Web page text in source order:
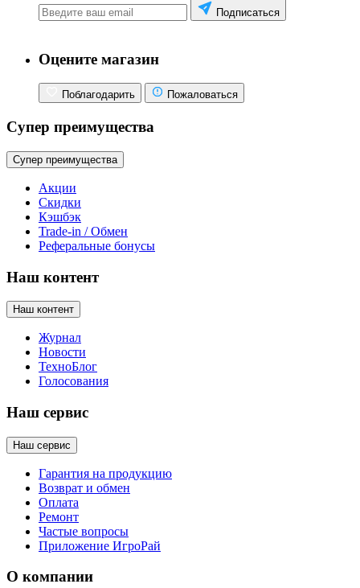
Подписаться
Оцените магазин
Поблагодарить Пожаловаться
Супер преимущества
Супер преимущества
Акции
Скидки
Кэшбэк
Trade-in / Обмен
Реферальные бонусы
Наш контент
Наш контент
Журнал
Новости
ТехноБлог
Голосования
Наш сервис
Наш сервис
Гарантия на продукцию
Возврат и обмен
Оплата
Ремонт
Частые вопросы
Приложение ИгроРай
О компании